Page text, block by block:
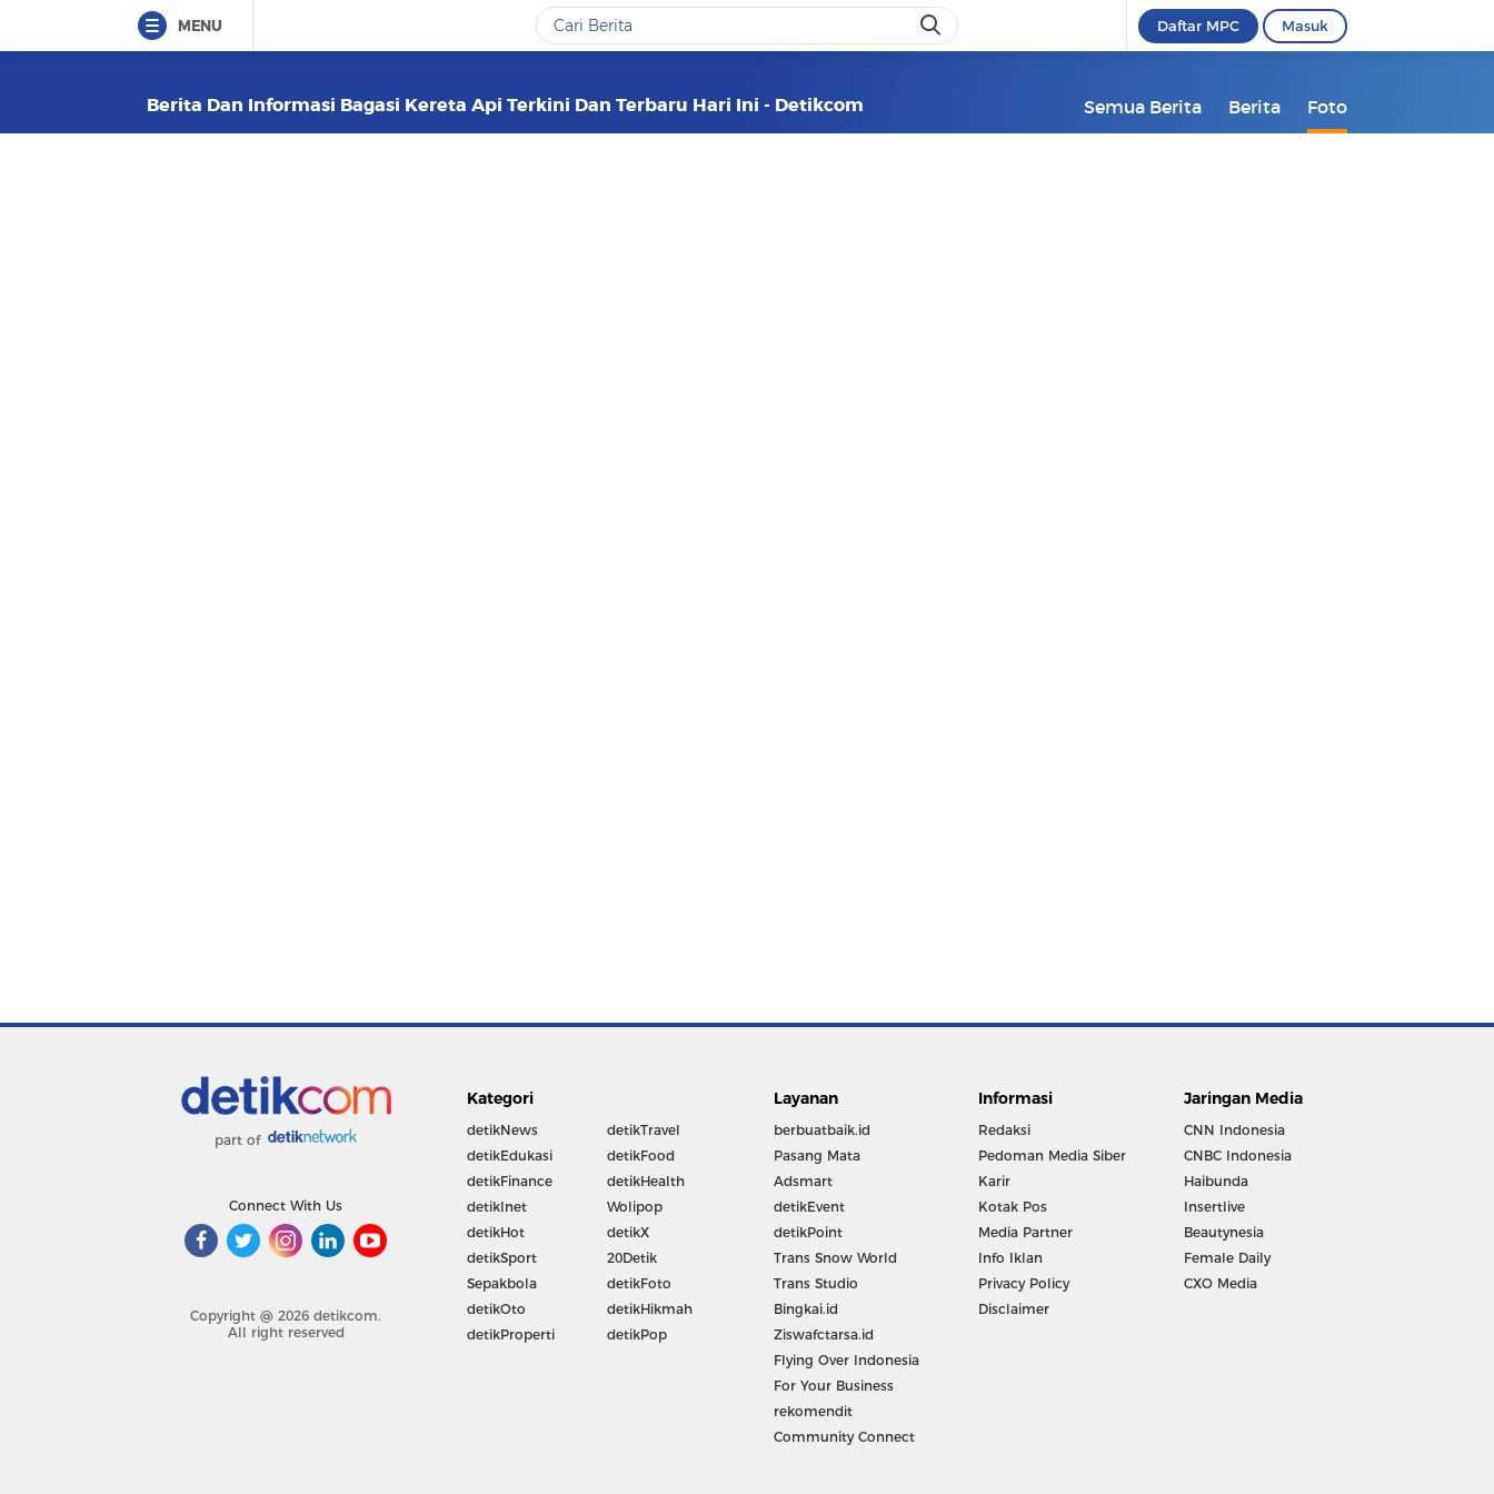
MENU Daftar MPC Masuk
Berita Dan Informasi Bagasi Kereta Api Terkini Dan Terbaru Hari Ini - Detikcom Semua Berita Berita Foto
part of
Connect With Us
Copyright @ 2026 detikcom.
All right reserved
Kategori
detikNews
detikEdukasi
detikFinance
detikInet
detikHot
detikSport
Sepakbola
detikOto
detikProperti
detikTravel
detikFood
detikHealth
Wolipop
detikX
20Detik
detikFoto
detikHikmah
detikPop
Layanan
berbuatbaik.id
Pasang Mata
Adsmart
detikEvent
detikPoint
Trans Snow World
Trans Studio
Bingkai.id
Ziswafctarsa.id
Flying Over Indonesia
For Your Business
rekomendit
Community Connect
Informasi
Redaksi
Pedoman Media Siber
Karir
Kotak Pos
Media Partner
Info Iklan
Privacy Policy
Disclaimer
Jaringan Media
CNN Indonesia
CNBC Indonesia
Haibunda
Insertlive
Beautynesia
Female Daily
CXO Media